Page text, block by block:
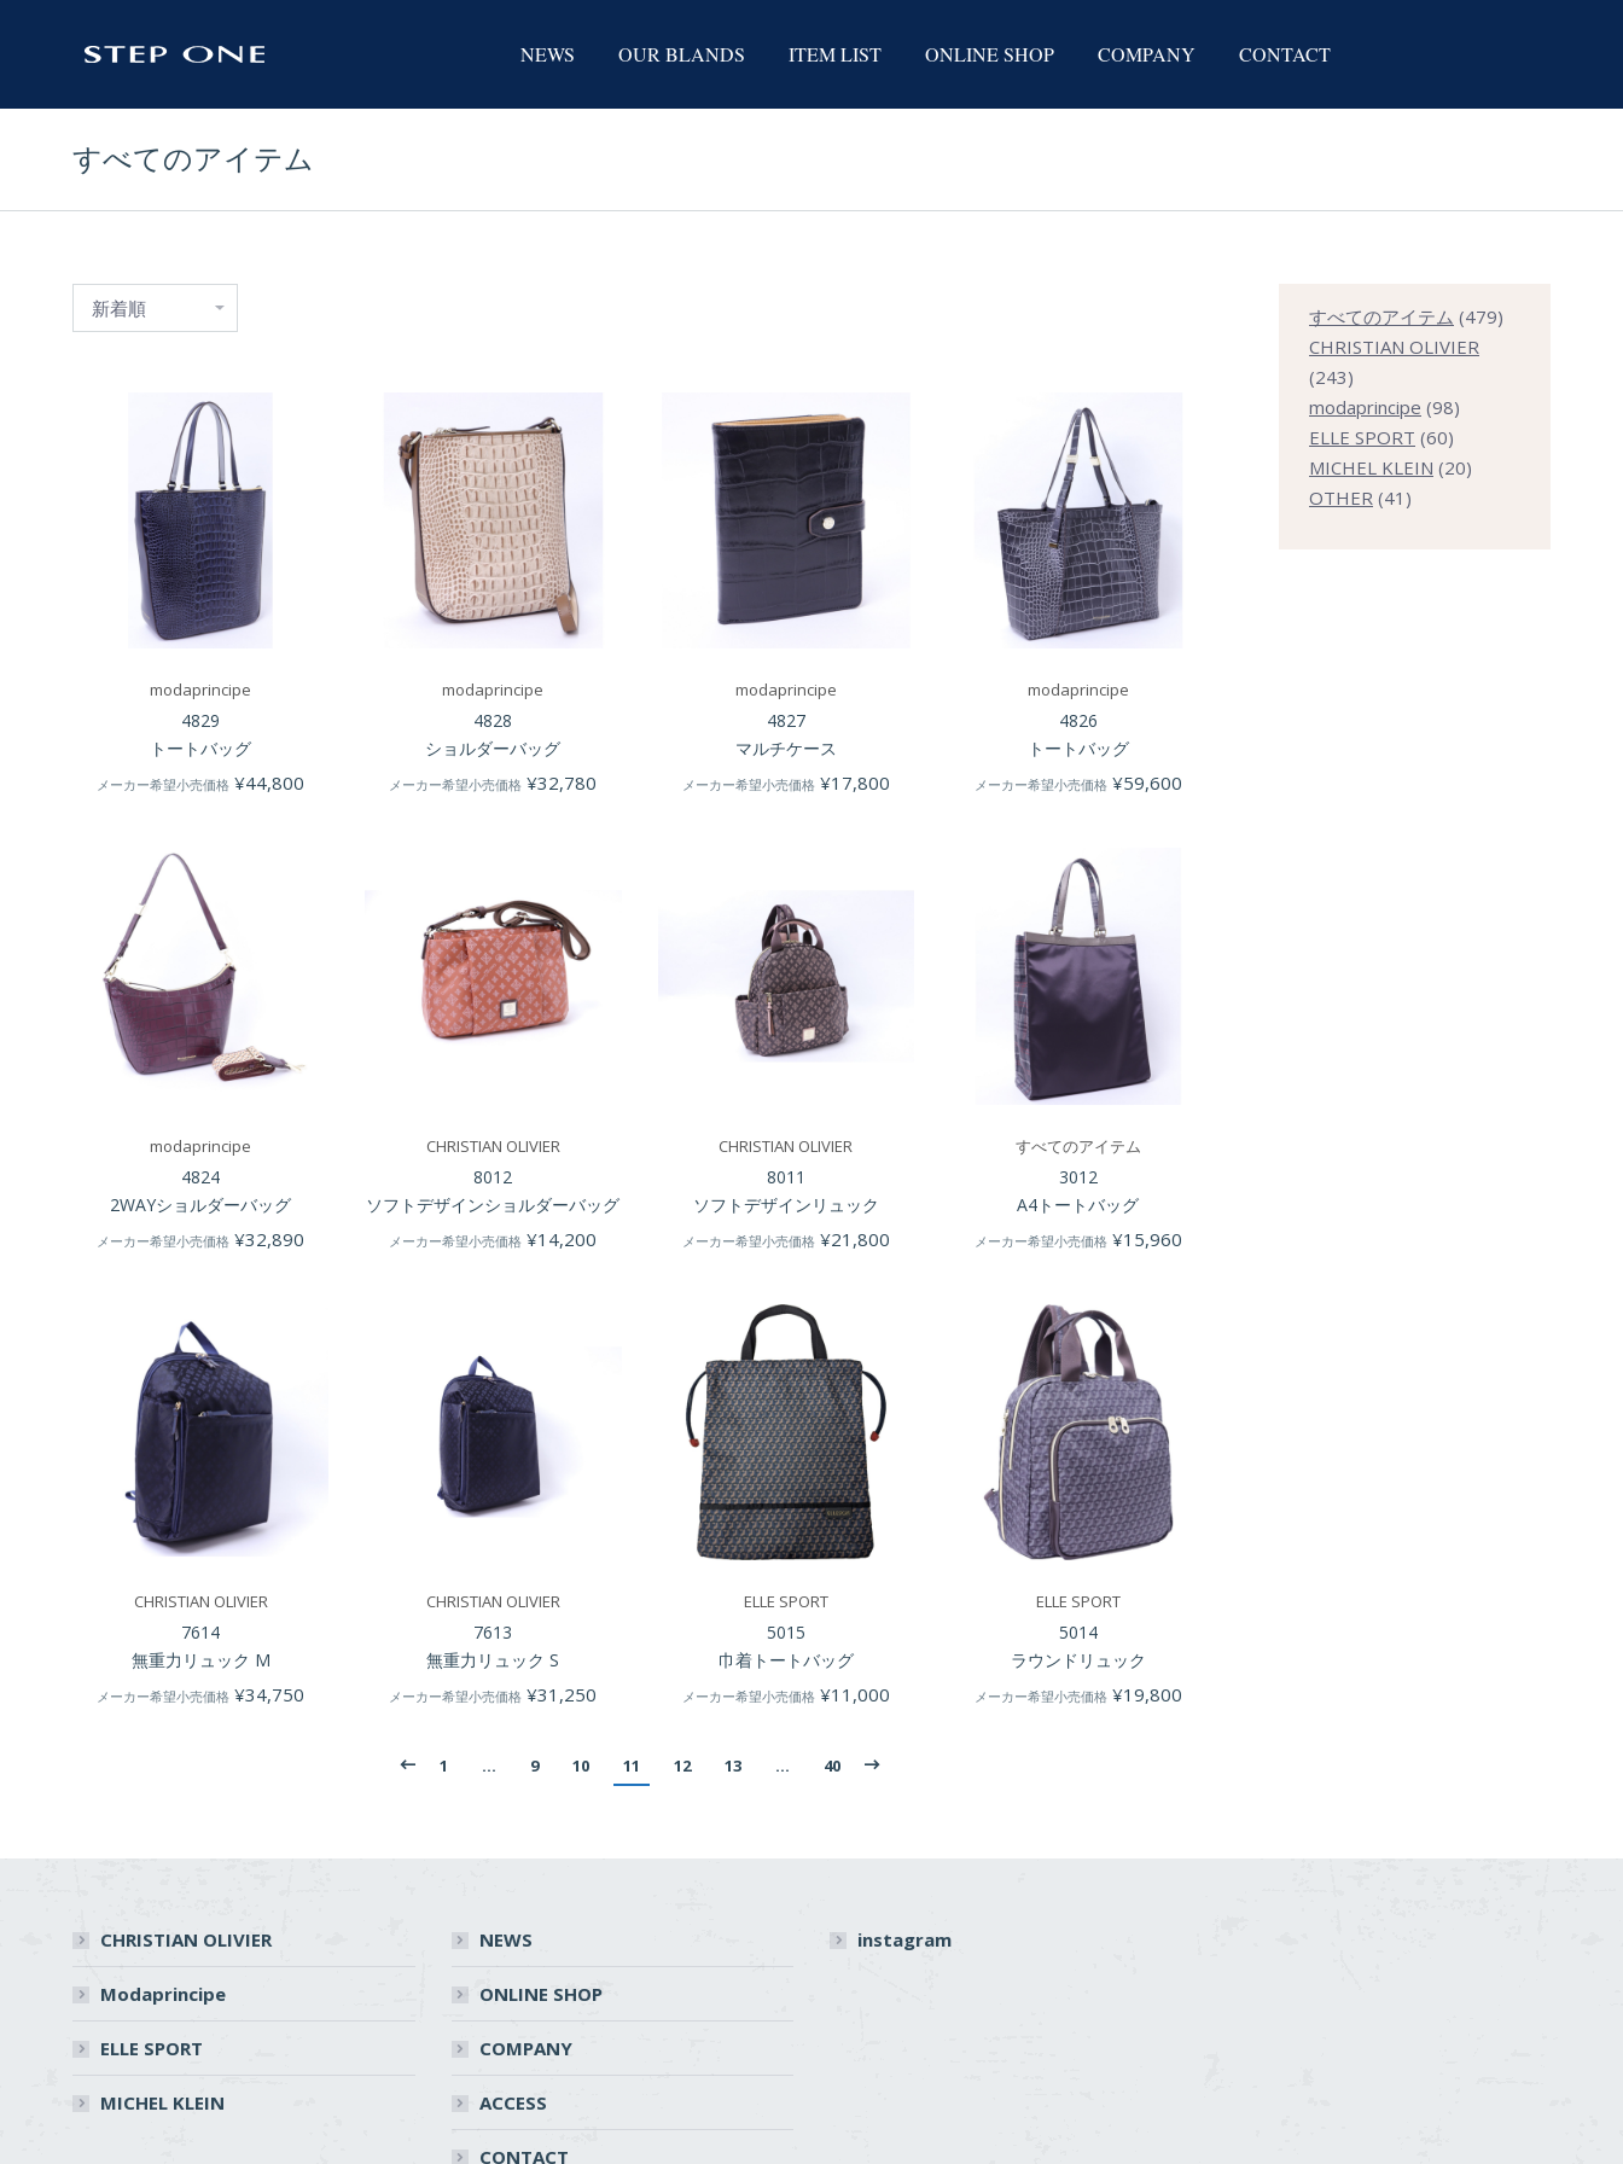
NEWS OUR BLANDS ITEM LIST ONLINE SHOP COMPANY CONTACT
すべてのアイテム
modaprincipe
4829
トートバッグ
メーカー希望小売価格 ¥44,800
modaprincipe
4828
ショルダーバッグ
メーカー希望小売価格 ¥32,780
modaprincipe
4827
マルチケース
メーカー希望小売価格 ¥17,800
modaprincipe
4826
トートバッグ
メーカー希望小売価格 ¥59,600
modaprincipe
4824
2WAYショルダーバッグ
メーカー希望小売価格 ¥32,890
CHRISTIAN OLIVIER
8012
ソフトデザインショルダーバッグ
メーカー希望小売価格 ¥14,200
CHRISTIAN OLIVIER
8011
ソフトデザインリュック
メーカー希望小売価格 ¥21,800
すべてのアイテム
3012
A4トートバッグ
メーカー希望小売価格 ¥15,960
CHRISTIAN OLIVIER
7614
無重力リュック M
メーカー希望小売価格 ¥34,750
CHRISTIAN OLIVIER
7613
無重力リュック S
メーカー希望小売価格 ¥31,250
ELLE SPORT
5015
巾着トートバッグ
メーカー希望小売価格 ¥11,000
ELLE SPORT
5014
ラウンドリュック
メーカー希望小売価格 ¥19,800
1 … 9 10 11 12 13 … 40
すべてのアイテム 479479
CHRISTIAN OLIVIER
243243
個
の
商
品
modaprincipe 9898
の
ELLE SPORT 6060
個
MICHEL KLEIN 2020
OTHER 41 41
CHRISTIAN OLIVIER
Modaprincipe
ELLE SPORT
MICHEL KLEIN
NEWS
ONLINE SHOP
COMPANY
ACCESS
CONTACT
instagram